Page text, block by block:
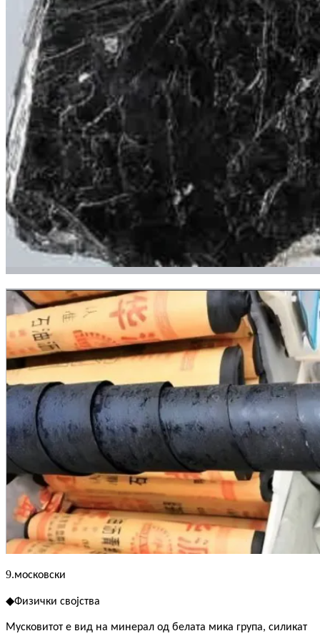
9.московски
◆Физички својства
Мусковитот е вид на минерал од белата мика група, силикат